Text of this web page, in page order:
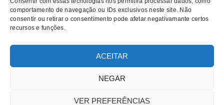
comportamento de navegação ou IDs exclusivos neste site. Não
consentir ou retirar o consentimento pode afetar negativamante certos
recursos e funções.
ACEITAR
NEGAR
VER PREFERÊNCIAS
de
Privacidade